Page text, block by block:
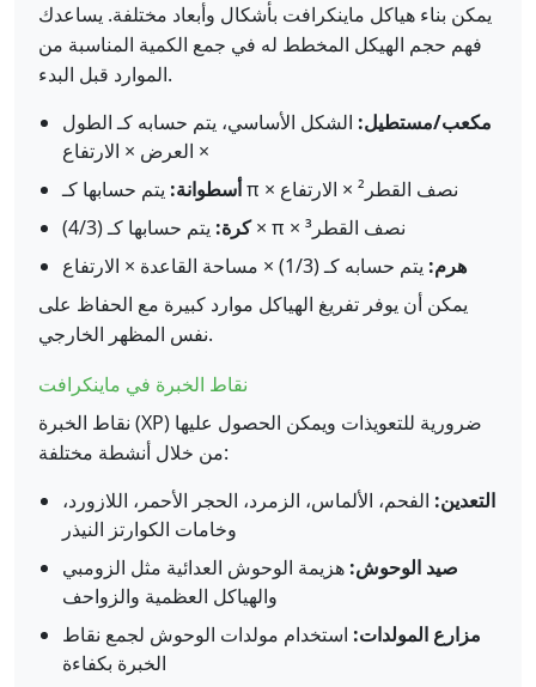
يمكن بناء هياكل ماينكرافت بأشكال وأبعاد مختلفة. يساعدك
فهم حجم الهيكل المخطط له في جمع الكمية المناسبة من
الموارد قبل البدء.
مكعب/مستطيل: الشكل الأساسي، يتم حسابه كـ الطول
× العرض × الارتفاع
أسطوانة:
يتم حسابها كـ π × نصف القطر² × الارتفاع
كرة:
يتم حسابها كـ (4/3) × π × نصف القطر³
هرم: يتم حسابه كـ (1/3) × مساحة القاعدة × الارتفاع
يمكن أن يوفر تفريغ الهياكل موارد كبيرة مع الحفاظ على
نفس المظهر الخارجي.
نقاط الخبرة في ماينكرافت
نقاط الخبرة (XP) ضرورية للتعويذات ويمكن الحصول عليها
من خلال أنشطة مختلفة:
التعدين: الفحم، الألماس، الزمرد، الحجر الأحمر، اللازورد،
وخامات الكوارتز النيذر
صيد الوحوش: هزيمة الوحوش العدائية مثل الزومبي
والهياكل العظمية والزواحف
مزارع المولدات: استخدام مولدات الوحوش لجمع نقاط
الخبرة بكفاءة